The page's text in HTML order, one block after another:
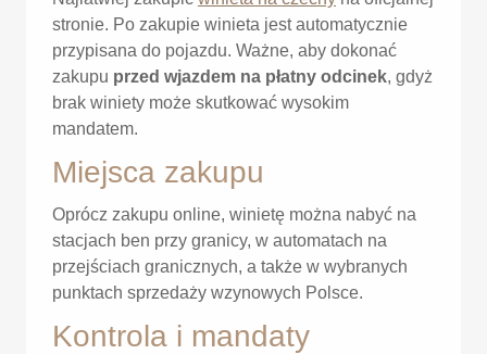
stronie. Po zakupie winieta jest automatycznie
przypisana do pojazdu. Ważne, aby dokonać
zakupu przed wjazdem na płatny odcinek, gdyż
brak winiety może skutkować wysokim
mandatem.
Miejsca zakupu
Oprócz zakupu online, winietę można nabyć na
stacjach ben przy granicy, w automatach na
przejściach granicznych, a także w wybranych
punktach sprzedaży wzynowych Polsce.
Kontrola i mandaty